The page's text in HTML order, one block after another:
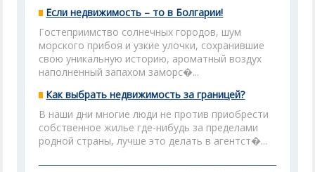
Если недвижимость – то в Болгарии!
Гостеприимство солнечных городов, шум
морского прибоя и узкие улочки, сохранившие
свою уникальную историю, ароматный воздух
наполненный запахом заморс�...
Как выбрать недвижимость за границей?
В наши дни многие люди не против приобрести
собственное жилье где-нибудь за пределами
родной страны, лучше это делать в агентст�...